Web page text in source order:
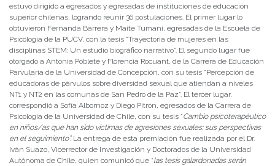
estuvo dirigido a egresados y egresadas de instituciones de educación
superior chilenas, logrando reunir 36 postulaciones. El primer lugar lo
obtuvieron Fernanda Barrera y Maite Tumani, egresadas de la Escuela de
Psicología de la PUCV, con la tesis “Trayectoria de mujeres en las
disciplinas STEM: Un estudio biográfico narrativo”. El segundo lugar fue
otorgado a Antonia Poblete y Florencia Rocuant, de la Carrera de Educación
Parvularia de la Universidad de Concepción, con su tesis “Percepción de
educadoras de párvulos sobre diversidad sexual que atiendan a niveles
NT1 y NT2 en las comunas de San Pedro de la Paz”. El tercer lugar,
correspondió a Sofía Albornoz y Diego Pitrón, egresados de la Carrera de
Psicología de la Universidad de Chile, con su tesis “Cambio psicoterapéutico
en niños/as que han sido víctimas de agresiones sexuales: sus perspectivas
en el seguimiento”.La entrega de esta premiación fue realizada por el Dr.
Iván Suazo, Vicerrector de Investigación y Doctorados de la Universidad
Autónoma de Chile, quien comunicó que “las tesis galardonadas serán